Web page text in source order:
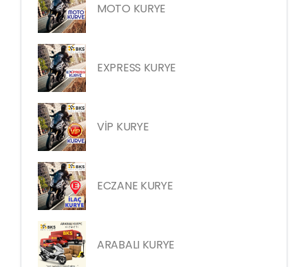
MOTO KURYE
EXPRESS KURYE
VİP KURYE
ECZANE KURYE
ARABALI KURYE